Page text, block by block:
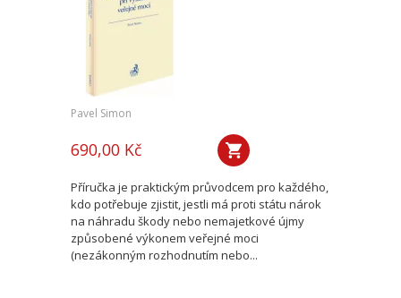
Pavel Simon
690,00 Kč
Příručka je praktickým průvodcem pro každého,
kdo potřebuje zjistit, jestli má proti státu nárok
na náhradu škody nebo nemajetkové újmy
způsobené výkonem veřejné moci
(nezákonným rozhodnutím nebo...